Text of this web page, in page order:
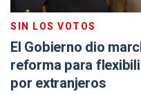
SIN LOS VOTOS
El Gobierno dio
reforma para
por extranjeros